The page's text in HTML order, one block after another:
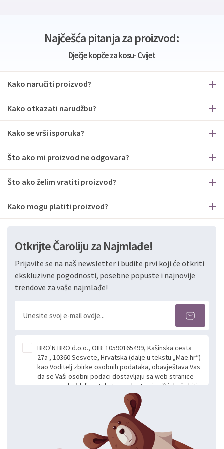
Najčešća pitanja za proizvod:
Dječje kopče za kosu- Cvijet
Kako naručiti proizvod?
Kako otkazati narudžbu?
Kako se vrši isporuka?
Što ako mi proizvod ne odgovara?
Što ako želim vratiti proizvod?
Kako mogu platiti proizvod?
Otkrijte Čaroliju za Najmlađe!
Prijavite se na naš newsletter i budite prvi koji će otkriti
ekskluzivne pogodnosti, posebne popuste i najnovije
trendove za vaše najmlađe!
BRO'N BRO d.o.o., OIB: 10590165499, Kašinska cesta
27a , 10360 Sesvete, Hrvatska (dalje u tekstu „Mae.hr“)
kao Voditelj zbirke osobnih podataka, obavještava Vas
da se Vaši osobni podaci dostavljaju sa web stranice
www.mae.hr (dalje u tekstu „web stranice“) i da će biti
obrađeni. Prihvaćanjem ove Izjave smatra se da
slobodno i izričito dajete privolu za prikupljanje i daljnju
obradu Vaših osobnih podataka koje ustupate Mae.hr
putem ovih web stranica u svrhu odgovora i daljnje
komunikacije na Vaš upit poslan kroz kontakt obrazac.
Radi se o dobrovoljnom davanju podataka te ovu